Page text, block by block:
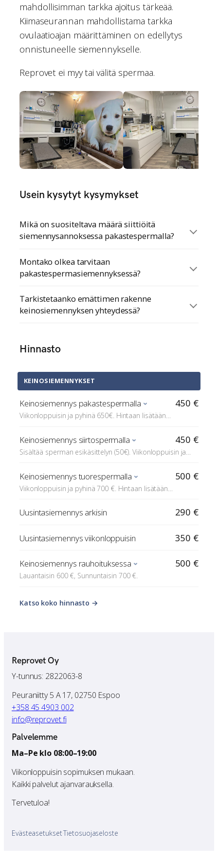
mahdollisimman tarkka ajoitus tärkeää.
Kiimaseurannan mahdollistama tarkka
ovulaatioajan määrittäminen on edellytys
onnistuneelle siemennykselle.
Reprovet ei myy tai välitä spermaa.
Usein kysytyt kysymykset
Mikä on suositeltava määrä siittiöitä
siemennysannoksessa pakastespermalla?
Montako olkea tarvitaan
pakastespermasiemennyksessä?
Tarkistetaanko emättimen rakenne
keinosiemennyksen yhteydessä?
Hinnasto
KEINOSIEMENNYKSET
Keinosiemennys pakastespermalla 450 €
Viikonloppuisin ja pyhinä 650€. Hintaan lisätään
lausunnot (muualla määritetyn progesteronin lausunto 15
€ / kpl). Rauhoituksessa +200€. Laimennusneste 30€
mikäli sitä ei ole siemennysannoksessa.
Keinosiemennys siirtospermalla 450 €
Sisältää sperman esikäsittelyn (50€). Viikonloppuisin ja
kiimaseurantaan liittyvät lausunnot (muualla määritetyn
progesteronin lausunto 15 € / kpl). Rauhoituksessa
+200€.
Keinosiemennys tuorespermalla 500 €
Viikonloppuisin ja pyhinä 700 €. Hintaan lisätään
lausunnot (muualla määritetyn progesteronin lausunto 15
€ / kpl). Rauhoituksessa +200€.
Uusintasiemennys arkisin 290 €
Uusintasiemennys viikonloppuisin 350 €
Keinosiemennys rauhoituksessa 500 €
Lauantaisin 600 €, Sunnuntaisin 700 €.
Katso koko hinnasto →
Reprovet Oy
Y-tunnus: 2822063-8
Peuraniitty 5 A 17, 02750 Espoo
+358 45 4903 002
info@reprovet.fi
Palvelemme
Ma–Pe klo 08:00–19:00
Viikonloppuisin sopimuksen mukaan.
Kaikki palvelut ajanvarauksella.
Tervetuloa!
Evästeasetukset·Tietosuojaseloste